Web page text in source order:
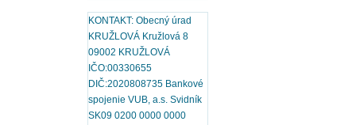
KONTAKT: Obecný úrad
KRUŽLOVÁ Kružlová 8
09002 KRUŽLOVÁ
IČO:00330655
DIČ:2020808735 Bankové
spojenie VUB, a.s. Svidník
SK09 0200 0000 0000